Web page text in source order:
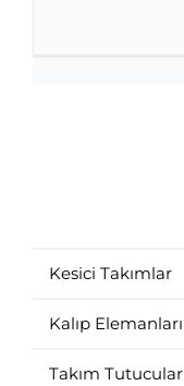
Kesici Takımlar
Kalıp Elemanları
Takım Tutucular